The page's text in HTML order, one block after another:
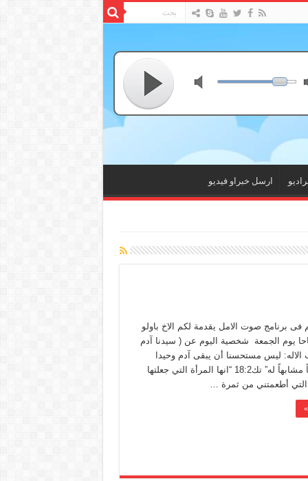
ارسل خبراو فيديو
فى برنامج صوت الامل يقدمة لكم الاخ باولو
11 صباحا يوم الجمعة شخصية اليوم عن ( سيدنا آدم
الاله: ليس مستحسنا أن يبقى آدم وحيدا
سأصنع له معيناً مشابهاً له” تك18:2 “انها المرأة التي جعلتها
أطعمتني من ثمرة …